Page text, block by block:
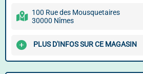
100 Rue des Mousquetaires
30000 Nîmes
PLUS D'INFOS SUR CE MAGASIN